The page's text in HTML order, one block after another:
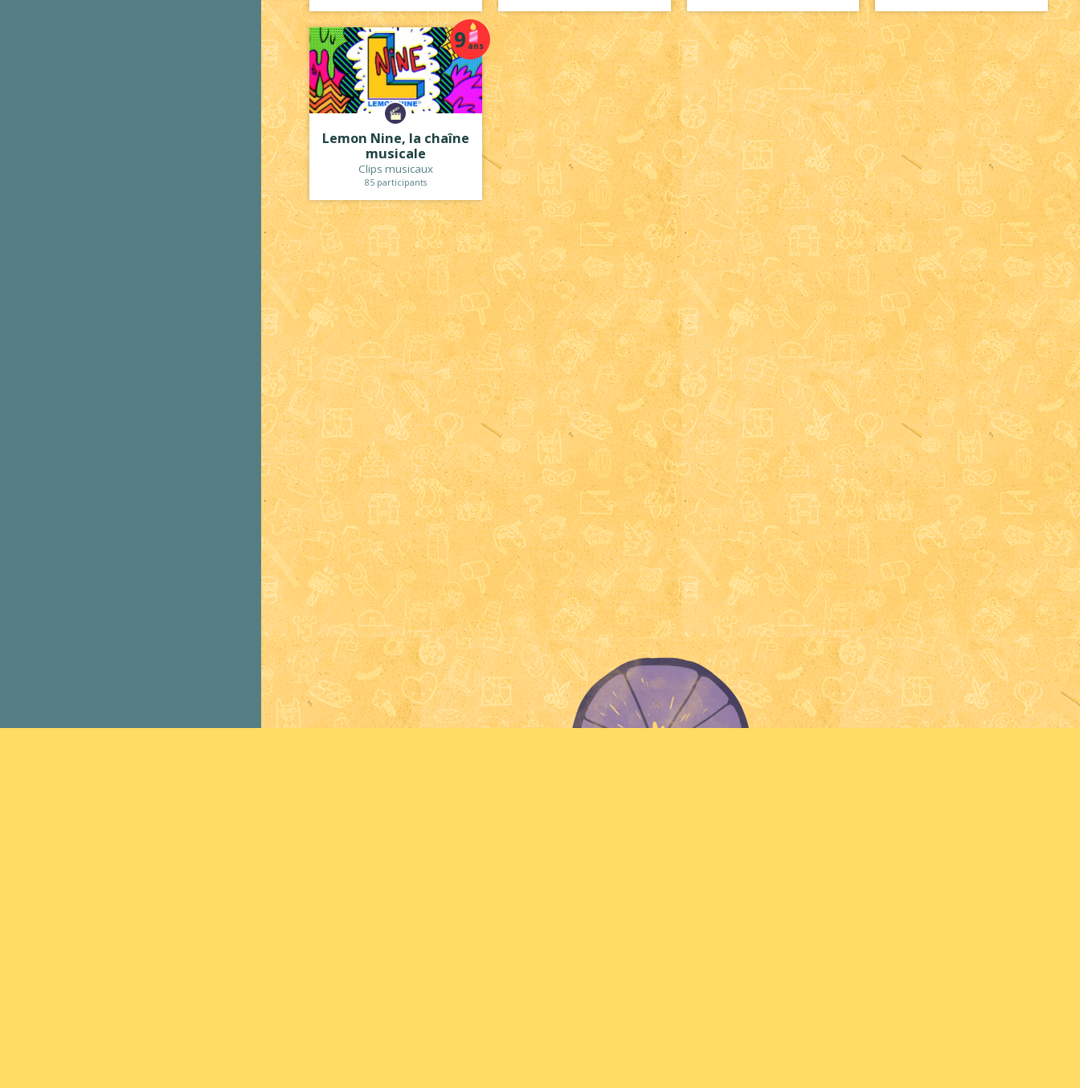
9 ans
Lemon Nine, la chaîne
musicale
Clips musicaux
85 participants